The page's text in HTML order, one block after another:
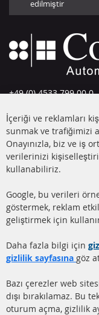
edilmiştir
+49 (0) 4533 799 00 0
info@contra-
facebook
HIZLI LİNKLER
(DPF)
DİZEL PARTİKÜL
KATALİZÖR (KAT)
SSS
İçeriği ve reklamları
sunmak ve trafiğimizi
Onayınızla, biz ve iş
verilerinizi
kullanabiliriz.
Google, bu verileri
göstermek, reklam
geliştirmek için
Daha fazla bilgi için
gizlilik sayfasına göz
Bazı çerezler web
dışı bırakılamaz. Bu
oturum açma, gizlilik